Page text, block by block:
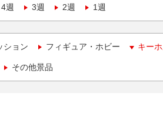
4週 3週 2週 1週
ション フィギュア・ホビー キー
その他景品